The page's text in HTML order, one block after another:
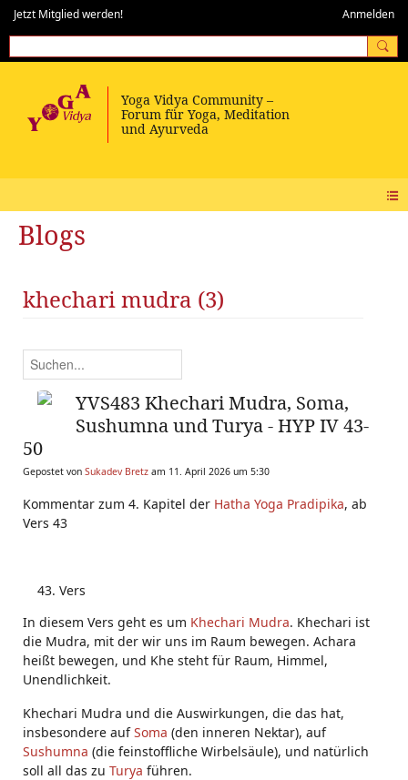
Jetzt Mitglied werden! Anmelden
Blogs
khechari mudra (3)
YVS483 Khechari Mudra, Soma,
Sushumna und Turya - HYP IV 43-
50
Gepostet von Sukadev Bretz am 11. April 2026 um 5:30
Kommentar zum 4. Kapitel der Hatha Yoga Pradipika, ab
Vers 43
Vers
In diesem Vers geht es um Khechari Mudra. Khechari ist
die Mudra, mit der wir uns im Raum bewegen. Achara
heißt bewegen, und Khe steht für Raum, Himmel,
Unendlichkeit.
Khechari Mudra und die Auswirkungen, die das hat,
insbesondere aufSoma (den inneren Nektar), auf
Sushumna (die feinstoffliche Wirbelsäule), und natürlich
soll all das zu Turya führen.